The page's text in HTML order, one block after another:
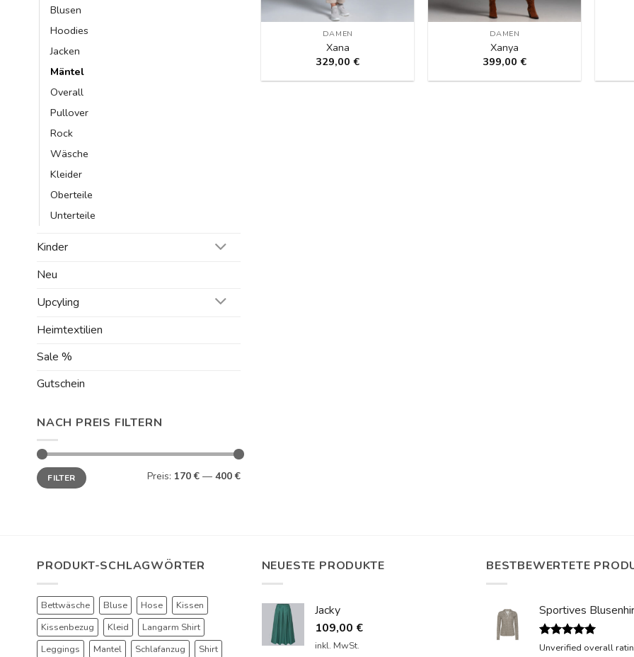
Blusen
Hoodies
Jacken
Mäntel
Overall
Pullover
Rock
Wäsche
Kleider
Oberteile
Unterteile
Kinder
Neu
Upcyling
Heimtextilien
Sale %
Gutschein
NACH PREIS FILTERN
Min.
Preis
Max.
PreisFILTER Preis: 170 €— 400 €
DAMEN
Xana
329,00€
DAMEN
Xanya
399,00 €
PRODUKT-SCHLAGWÖRTER
Bettwäsche Bluse Hose
Kissen
Kissenbezug
Kleid
Langarm Shirt
Leggings
Mantel Schlafanzug
Shirt
NEUESTE PRODUKTE
Jacky
109,00 €
inkl. MwSt.
BESTBEWERTETE
Sportives
Bewertet
Unverified overall